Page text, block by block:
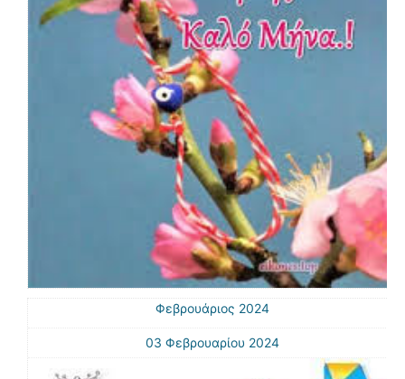
Φεβρουάριος 2024
03 Φεβρουαρίου 2024